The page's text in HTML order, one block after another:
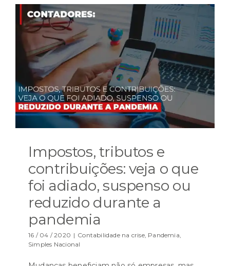
Impostos, tributos e
contribuições: veja o que
foi adiado, suspenso ou
reduzido durante a
pandemia
16 / 04 / 2020 | Contabilidade na crise, Pandemia,
Simples Nacional